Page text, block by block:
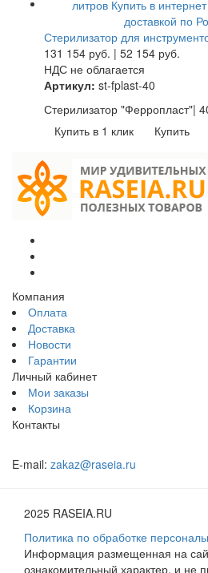
Стерилизатор для
131 154 руб. | 52 154 руб.
НДС не облагается
Артикул: st-fplast-40
Стерилизатор "Ферропласт"|
Купить в 1 клик
Купить
Компания
Оплата
Доставка
Новости
Гарантии
Личный кабинет
Мои заказы
Корзина
Контакты
E-mail: zakaz@raseia.ru
2025 RASEIA.RU
Политика по обработке
Информация размещенная на
ознакомительный характер, и не